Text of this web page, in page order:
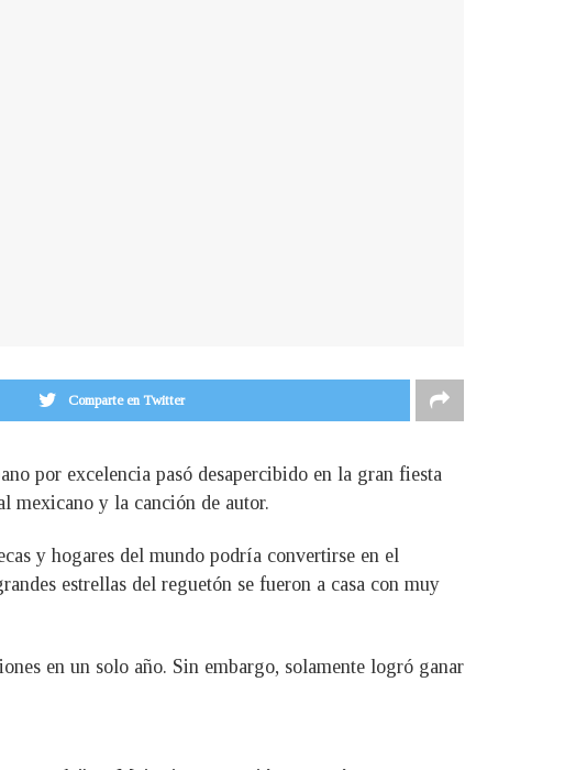
Comparte en Twitter
por excelencia pasó desapercibido en la gran fiesta
mexicano y la canción de autor.
y hogares del mundo podría convertirse en el
estrellas del reguetón se fueron a casa con muy
en un solo año. Sin embargo, solamente logró ganar